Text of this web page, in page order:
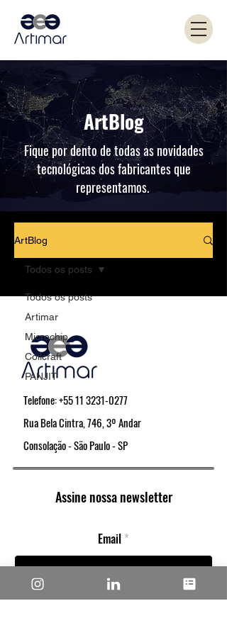
ArtBlog
Fique por dento de todas as novidades
tecnológicas dos fabricantes que
representamos.
ArtBlog
Todos os posts
Artimar
Microchip
Coilcraft
PANJIT
Todos os posts
Telefone:+55 11 3231-0277
Rua Bela Cintra, 746, 3º Andar
Consolação - São Paulo - SP
Assine nossa newsletter
Email
Concordo com os termos e condições